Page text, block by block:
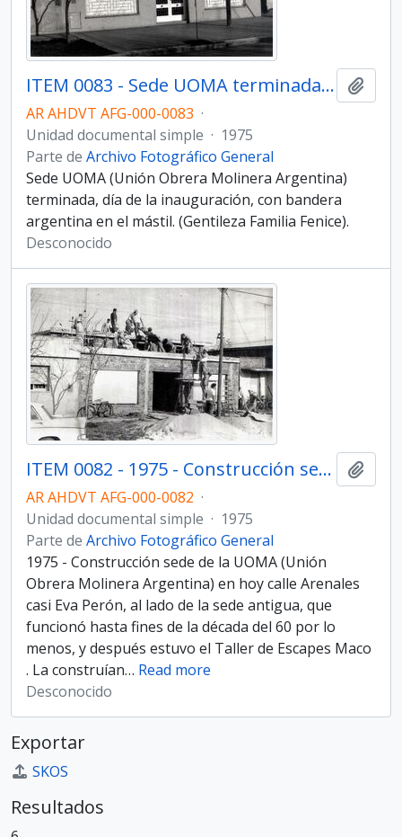
ITEM 0083 - Sede UOMA terminada, día de inauguración.
AR AHDVT AFG-000-0083 ·
Unidad documental simple · 1975
Parte de Archivo Fotográfico General
Sede UOMA (Unión Obrera Molinera Argentina)
terminada, día de la inauguración, con bandera
argentina en el mástil. (Gentileza Familia Fenice).
Desconocido
ITEM 0082 - 1975 - Construcción sede de la UOMA (Unión Obrera Molinera Argentina).
AR AHDVT AFG-000-0082 ·
Unidad documental simple · 1975
Parte de Archivo Fotográfico General
1975 - Construcción sede de la UOMA (Unión
Obrera Molinera Argentina) en hoy calle Arenales
casi Eva Perón, al lado de la sede antigua, que
funcionó hasta fines de la década del 60 por lo
menos, y después estuvo el Taller de Escapes Maco
. La construían… Read more
Desconocido
Exportar
SKOS
Resultados